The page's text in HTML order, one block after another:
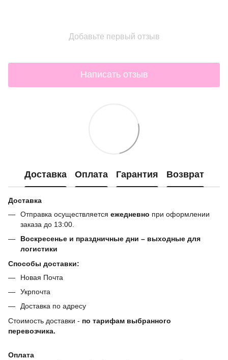
Добавьте первый отзыв
Написать отзыв
Доставка Оплата Гарантия Возврат
Доставка
Отправка осуществляется ежедневно при оформлении
заказа до 13:00.
Воскресенье и праздничные дни – выходные для
логистики
Способы доставки:
Новая Почта
Укрпочта
Доставка по адресу
Стоимость доставки - по тарифам выбранного
перевозчика.
Оплата